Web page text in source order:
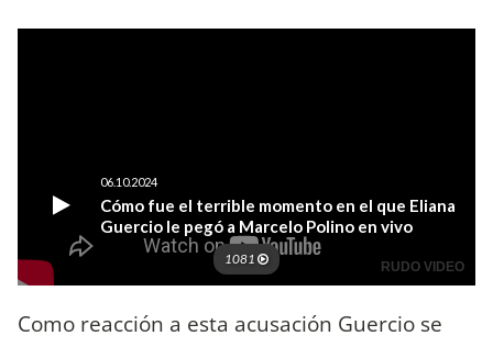
Como reacción a esta acusación Guercio se